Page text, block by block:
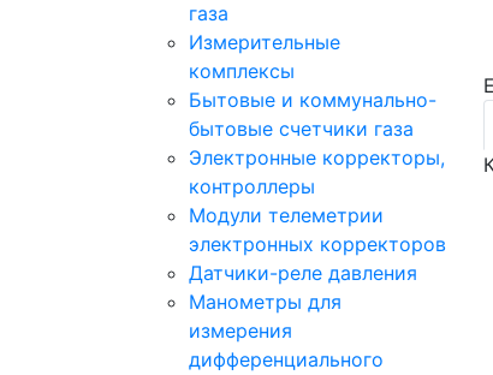
газа
Измерительные
комплексы
Бытовые и коммунально-
бытовые счетчики газа
Электронные корректоры,
контроллеры
Модули телеметрии
электронных корректоров
Датчики-реле давления
Манометры для
измерения
дифференциального